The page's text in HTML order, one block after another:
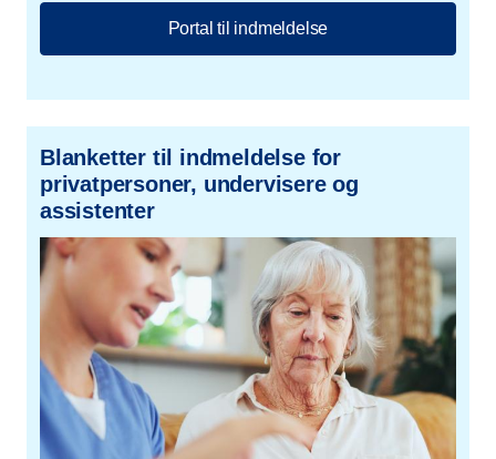
Portal til indmeldelse
Blanketter til indmeldelse for
privatpersoner, undervisere og
assistenter